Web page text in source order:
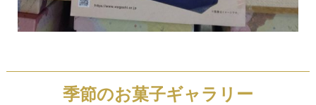
季節のお菓子ギャラリー